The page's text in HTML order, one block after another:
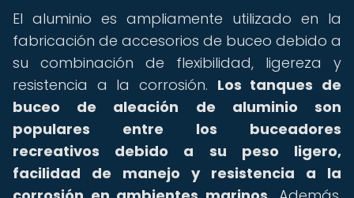
El aluminio es ampliamente utilizado en la
fabricación de accesorios de buceo debido a
su combinación de flexibilidad, ligereza y
resistencia a la corrosión. Los tanques de
buceo de aleación de aluminio son
populares entre los buceadores
recreativos debido a su peso ligero,
facilidad de manejo y resistencia a la